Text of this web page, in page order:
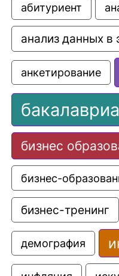
абитуриент
анализ данных в
анкетирование
бизнес
бизнес-
бизнес-тренинг
демография